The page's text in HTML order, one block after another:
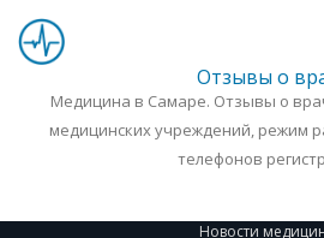
Отзывы о
Медицина в Самаре. Отзывы о
медицинских учреждений, режим
телефонов
Новости